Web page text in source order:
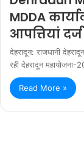
MDDA
आपत्तियां
देहरादून: राजधानी
रही देहरादून
Read More »